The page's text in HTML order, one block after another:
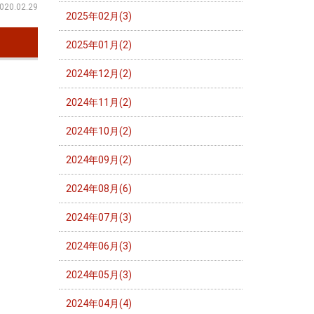
2025年02月(3)
2025年01月(2)
2024年12月(2)
2024年11月(2)
2024年10月(2)
2024年09月(2)
2024年08月(6)
2024年07月(3)
2024年06月(3)
2024年05月(3)
2024年04月(4)